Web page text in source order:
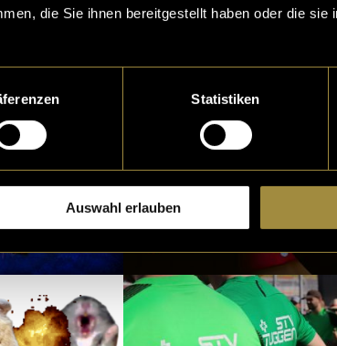
die Sie ihnen bereitgestellt haben oder die sie
Statistiken
Auswahl erlauben